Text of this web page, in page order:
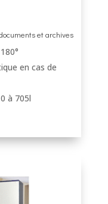
et archives
en cas de
à 705l